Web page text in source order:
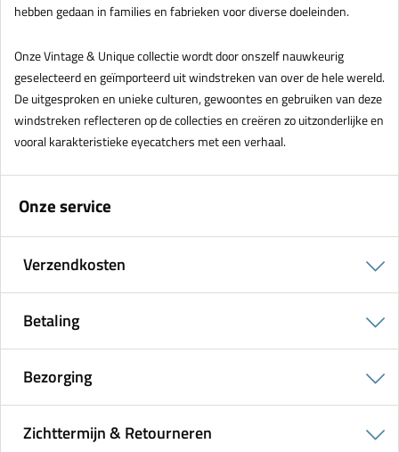
hebben gedaan in families en fabrieken voor diverse doeleinden.
Onze Vintage & Unique collectie wordt door onszelf nauwkeurig
geselecteerd en geïmporteerd uit windstreken van over de hele wereld.
De uitgesproken en unieke culturen, gewoontes en gebruiken van deze
windstreken reflecteren op de collecties en creëren zo uitzonderlijke en
vooral karakteristieke eyecatchers met een verhaal.
Onze service
Verzendkosten
Betaling
Bezorging
Zichttermijn & Retourneren